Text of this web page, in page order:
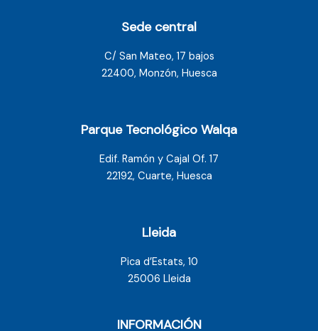
Sede central
C/ San Mateo, 17 bajos
22400, Monzón, Huesca
Parque Tecnológico Walqa
Edif. Ramón y Cajal Of. 17
22192, Cuarte, Huesca
Lleida
Pica d’Estats, 10
25006 Lleida
INFORMACIÓN